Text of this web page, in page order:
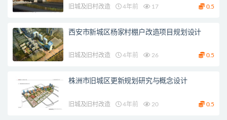
旧城及旧村改造 4年前 17 0.5
西安市新城区杨家村棚户改造项目规划设计
旧城及旧村改造 4年前 26 0.5
株洲市旧城区更新规划研究与概念设计
旧城及旧村改造 4年前 20 0.5